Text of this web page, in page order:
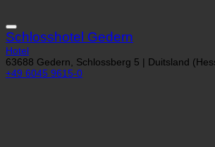
Schlosshotel Gedern
Hotel
63688 Gedern, Schlossberg 5 | Duitsland
+49 6045 9615-0